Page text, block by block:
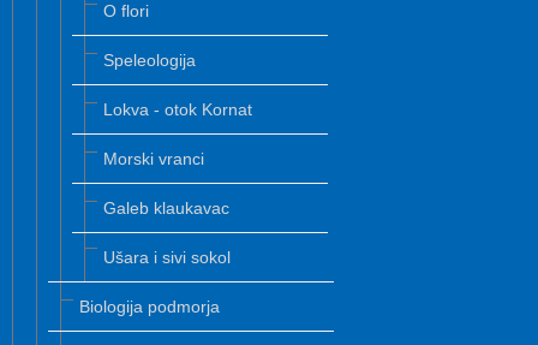
O flori
Speleologija
Lokva - otok Kornat
Morski vranci
Galeb klaukavac
Ušara i sivi sokol
Biologija podmorja